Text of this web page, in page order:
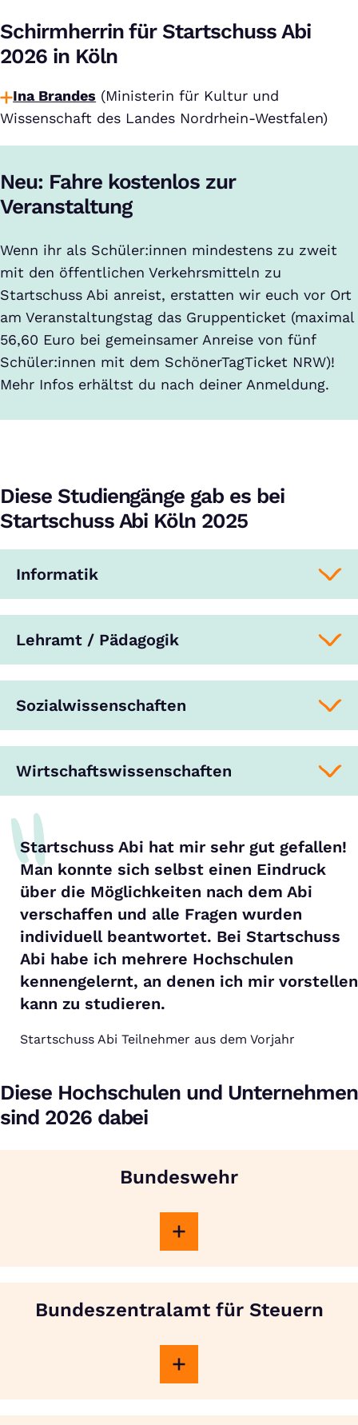
Schirmherrin für Startschuss Abi
2026 in Köln
Ina Brandes (Ministerin für Kultur und
Wissenschaft des Landes Nordrhein-Westfalen)
Neu: Fahre kostenlos zur
Veranstaltung
Wenn ihr als Schüler:innen mindestens zu zweit
mit den öffentlichen Verkehrsmitteln zu
Startschuss Abi anreist, erstatten wir euch vor Ort
am Veranstaltungstag das Gruppenticket (maximal
56,60 Euro bei gemeinsamer Anreise von fünf
Schüler:innen mit dem SchönerTagTicket NRW)!
Mehr Infos erhältst du nach deiner Anmeldung.
Diese Studiengänge gab es bei
Startschuss Abi Köln 2025
Informatik
Lehramt / Pädagogik
Sozialwissenschaften
Wirtschaftswissenschaften
Startschuss Abi hat mir sehr gut gefallen!
Man konnte sich selbst einen Eindruck
über die Möglichkeiten nach dem Abi
verschaffen und alle Fragen wurden
individuell beantwortet. Bei Startschuss
Abi habe ich mehrere Hochschulen
kennengelernt, an denen ich mir vorstellen
kann zu studieren.
Startschuss Abi Teilnehmer aus dem Vorjahr
Diese Hochschulen und Unternehmen
sind 2026 dabei
Bundeswehr
Bundeszentralamt für Steuern